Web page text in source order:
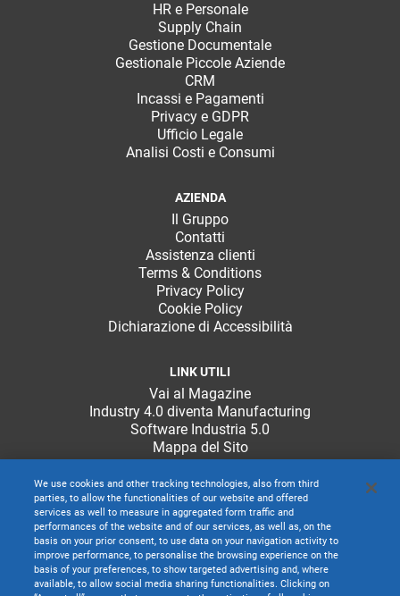
HR e Personale
Supply Chain
Gestione Documentale
Gestionale Piccole Aziende
CRM
Incassi e Pagamenti
Privacy e GDPR
Ufficio Legale
Analisi Costi e Consumi
AZIENDA
Il Gruppo
Contatti
Assistenza clienti
Terms & Conditions
Privacy Policy
Cookie Policy
Dichiarazione di Accessibilità
LINK UTILI
Vai al Magazine
Industry 4.0 diventa Manufacturing
Software Industria 5.0
Mappa del Sito
We use cookies and other tracking technologies, also from third
parties, to allow the functionalities of our website and offered
services as well to measure in aggregated form traffic and
performances of the website and of our services, as well as, on the
basis on your prior consent, to use data on your navigation activity to
improve performance, to personalise the browsing experience on the
basis of your preferences, to show targeted advertising and, where
available, to allow social media sharing functionalities. Clicking on